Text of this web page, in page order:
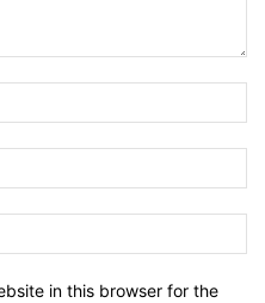
in this browser for the